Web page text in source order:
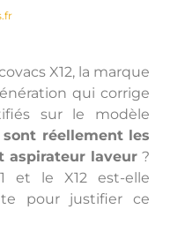
X12, la marque
qui corrige
sur le modèle
sont réellement les
aspirateur laveur?
et le X12 est-elle
pour justifier ce